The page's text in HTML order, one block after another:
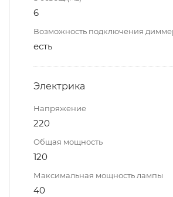
6
Возможность подключения
есть
Электрика
Напряжение
220
Общая мощность
120
Максимальная мощность лампы
40